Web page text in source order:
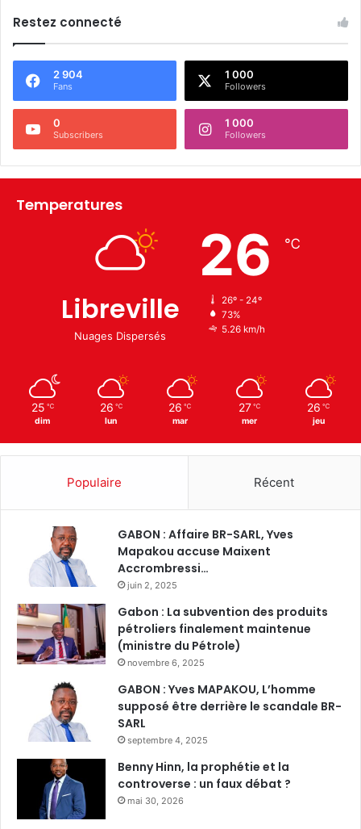
Restez connecté
2 904
Fans
1 000
Followers
0
Subscribers
1 000
Followers
Temperatures
Libreville
Nuages Dispersés
26 ℃
26º - 24º
73%
5.26 km/h
25 ℃
dim
26 ℃
lun
26 ℃
mar
27 ℃
mer
26 ℃
jeu
Populaire Récent
GABON : Affaire BR-SARL, Yves
Mapakou accuse Maixent
Accrombressi…
juin 2, 2025
Gabon : La subvention des produits
pétroliers finalement maintenue
(ministre du Pétrole)
novembre 6, 2025
GABON : Yves MAPAKOU, L’homme
supposé être derrière le scandale BR-
SARL
septembre 4, 2025
Benny Hinn, la prophétie et la
controverse : un faux débat ?
mai 30, 2026